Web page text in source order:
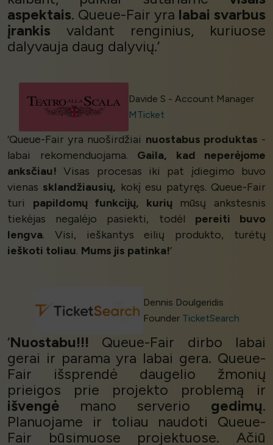
aspektais. Queue-Fair yra labai svarbus
įrankis valdant renginius, kuriuose
dalyvauja daug dalyvių.’
Davide S - Account Manager
MTicket
‘Queue-Fair yra nuoširdžiai nuostabus produktas -
labai rekomenduojama. Gaila, kad neperėjome
anksčiau! Visas procesas iki pat įdiegimo buvo
vienas sklandžiausių, kokį esu patyręs. Queue-Fair
turi papildomų funkcijų, kurių mūsų ankstesnis
tiekėjas negalėjo pasiekti, todėl pereiti buvo
lengva. Visi, ieškantys eilių produkto, turėtų
ieškoti toliau. Mums jis patinka!’
Dennis Doulgeridis
Founder TicketSearch
‘Nuostabu!!! Queue-Fair dirbo labai
gerai ir parama yra labai gera. Queue-
Fair išsprendė daugelio žmonių
prieigos prie projekto problemą ir
išvengė mano serverio gedimų.
Planuojame ir toliau naudoti Queue-
Fair būsimuose projektuose. Ačiū